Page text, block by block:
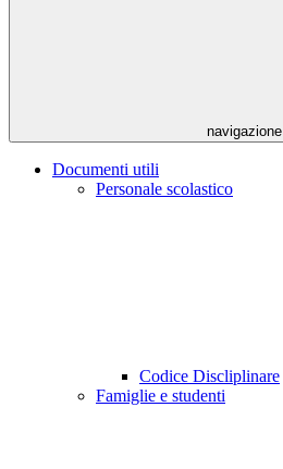
navigazione
Documenti utili
Personale scolastico
Codice Discliplinare
Famiglie e studenti